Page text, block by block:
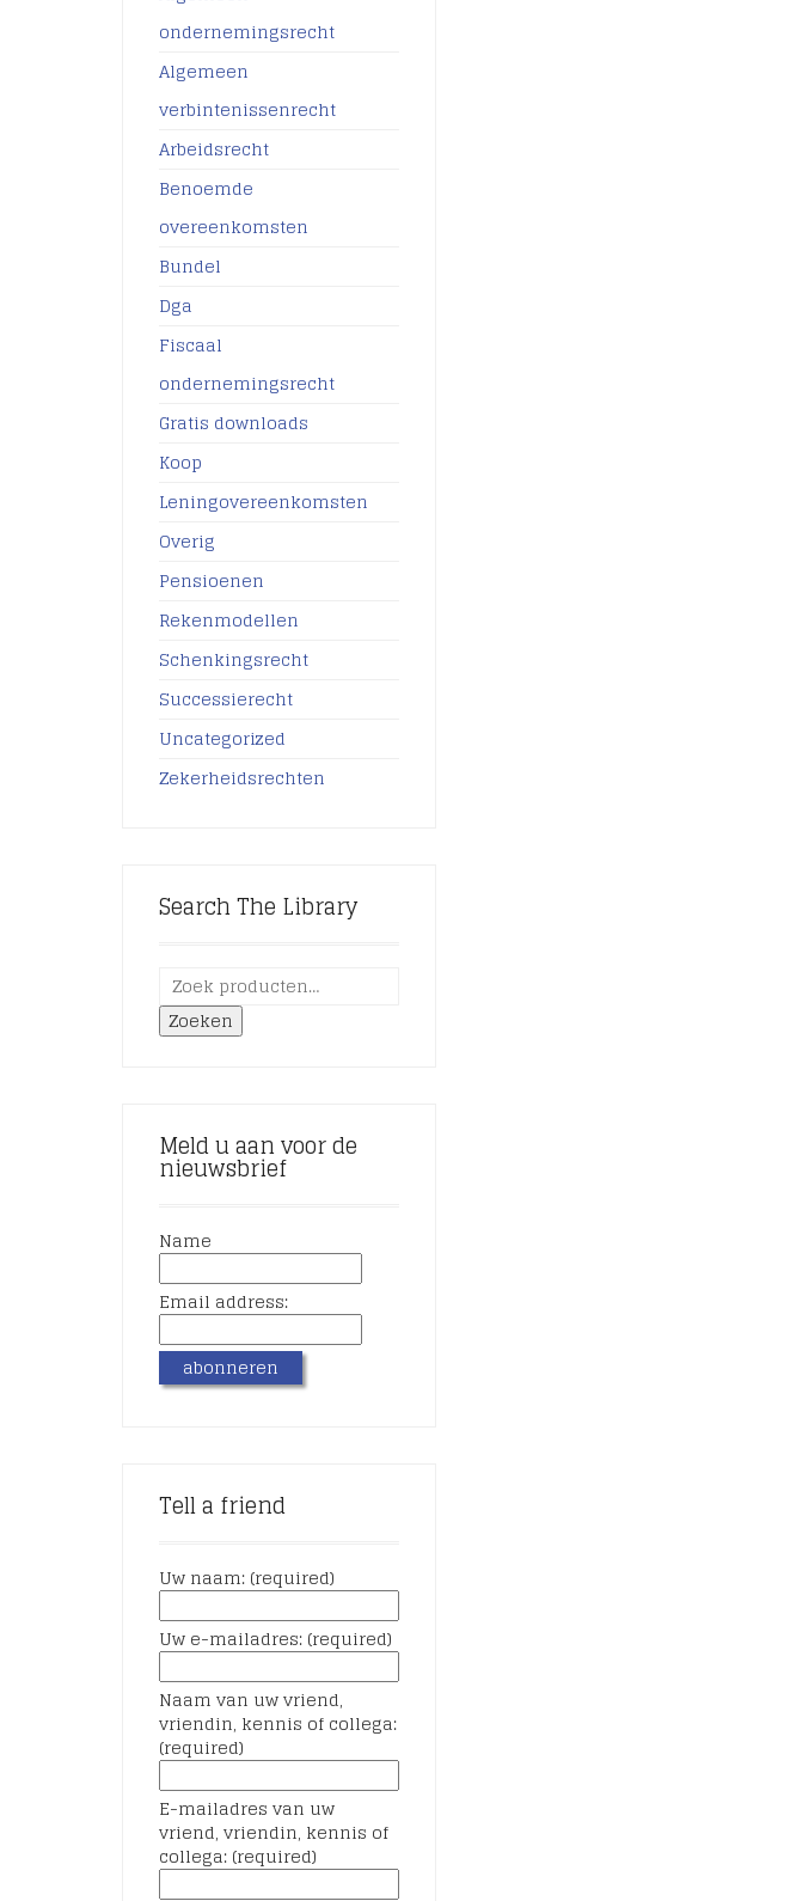
ondernemingsrecht
Algemeen
verbintenissenrecht
Arbeidsrecht
Benoemde
overeenkomsten
Bundel
Dga
Fiscaal
ondernemingsrecht
Gratis downloads
Koop
Leningovereenkomsten
Overig
Pensioenen
Rekenmodellen
Schenkingsrecht
Successierecht
Uncategorized
Zekerheidsrechten
Search The Library
Zoeken
Meld u aan voor de
nieuwsbrief
Name
Email address:
Tell a friend
Uw naam: (required)
Uw e-mailadres: (required)
Naam van uw vriend,
vriendin, kennis of collega:
(required)
E-mailadres van uw
vriend, vriendin, kennis of
collega: (required)